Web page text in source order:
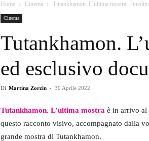
Home Cinema Tutankhamon. L’ultima mostra:
Cinema
Tutankhamon.
ed esclusivo
Di Martina Zorzin - 30 Aprile 2022
Tutankhamon. L’ultima mostra è in arrivo al
questo racconto visivo, accompagnato dalla
grande mostra di Tutankhamon.